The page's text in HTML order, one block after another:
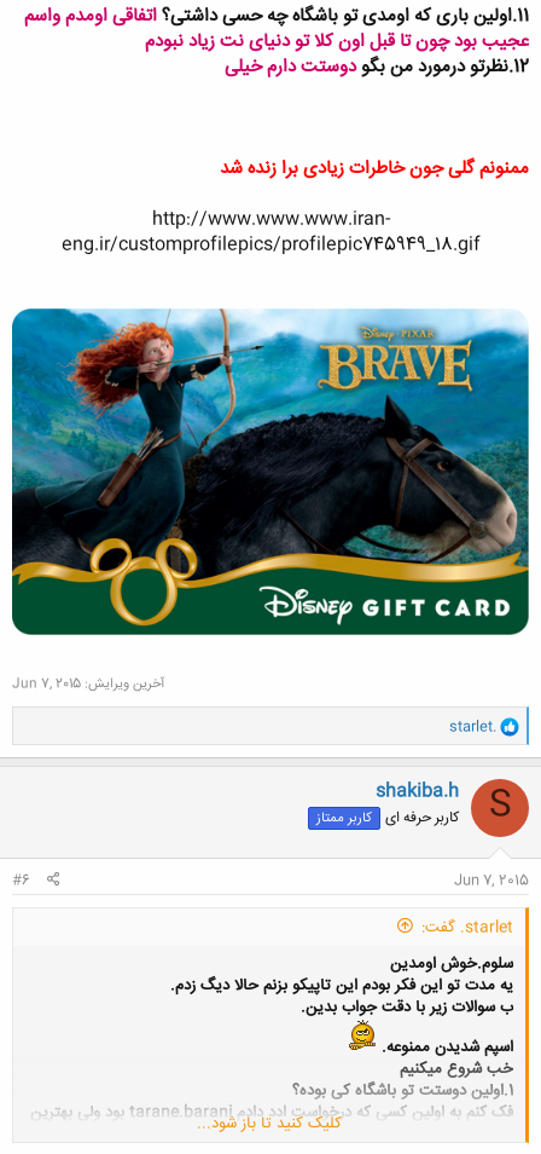
11.اولین باری که اومدی تو باشگاه چه حسی داشتی؟
اتفاقی اومدم واسم
عجیب بود چون تا قبل اون کلا تو دنیای نت زیاد نبودم
12.نظرتو درمورد من بگو
دوستت دارم خیلی
ممنونم گلی جون خاطرات زیادی برا زنده شد
http://www.www.www.iran-
eng.ir/customprofilepics/profilepic745949_18.gif
آخرین ویرایش: Jun 7, 2015
و
ا
ک
ن
ش
ه
ا
starlet.
S
shakiba.h
کاربر حرفه ای کاربر ممتاز
Jun 7, 2015
#6
starlet. گفت:
سلوم.خوش اومدین
یه مدت تو این فکر بودم این تاپیکو بزنم حالا دیگ زدم.
ب سوالات زیر با دقت جواب بدین.
اسپم شدیدن ممنوعه.
خب شروع میکنیم
1.اولین دوستت تو باشگاه کی بوده؟
فک کنم به اولین کسی که درخواست ادد دادم tarane.barani بود ولی بهترین
کلیک کنید تا باز شود...